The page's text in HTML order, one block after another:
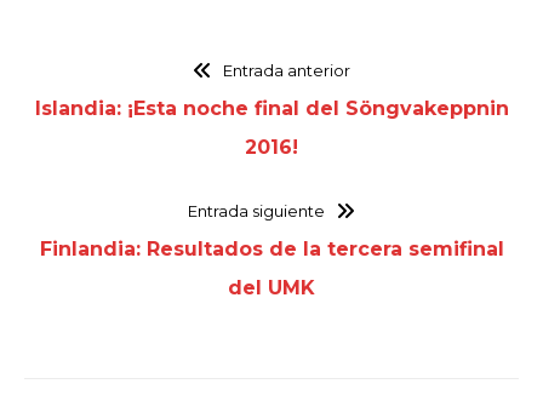
Entrada anterior
Islandia: ¡Esta noche final del Söngvakeppnin
2016!
Entrada siguiente
Finlandia: Resultados de la tercera semifinal
del UMK